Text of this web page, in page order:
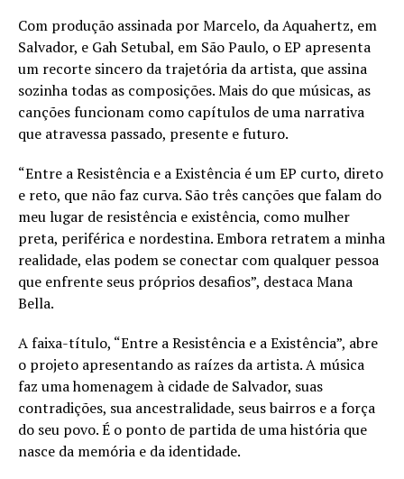
Com produção assinada por Marcelo, da Aquahertz, em
Salvador, e Gah Setubal, em São Paulo, o EP apresenta
um recorte sincero da trajetória da artista, que assina
sozinha todas as composições. Mais do que músicas, as
canções funcionam como capítulos de uma narrativa
que atravessa passado, presente e futuro.
“Entre a Resistência e a Existência é um EP curto, direto
e reto, que não faz curva. São três canções que falam do
meu lugar de resistência e existência, como mulher
preta, periférica e nordestina. Embora retratem a minha
realidade, elas podem se conectar com qualquer pessoa
que enfrente seus próprios desafios”, destaca Mana
Bella.
A faixa-título, “Entre a Resistência e a Existência”, abre
o projeto apresentando as raízes da artista. A música
faz uma homenagem à cidade de Salvador, suas
contradições, sua ancestralidade, seus bairros e a força
do seu povo. É o ponto de partida de uma história que
nasce da memória e da identidade.